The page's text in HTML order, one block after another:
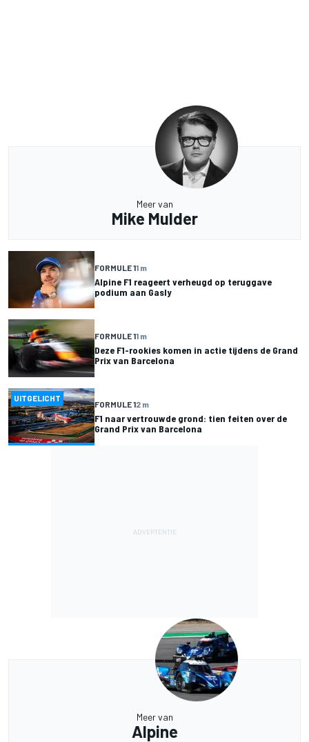
Meer van
Mike Mulder
FORMULE 11 m
Alpine F1 reageert verheugd op teruggave
podium aan Gasly
FORMULE 11 m
Deze F1-rookies komen in actie tijdens de Grand
Prix van Barcelona
UITGELICHT
FORMULE 12 m
F1 naar vertrouwde grond: tien feiten over de
Grand Prix van Barcelona
Meer van
Alpine